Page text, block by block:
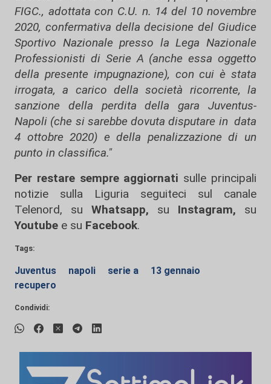
FIGC., adottata con C.U. n. 14 del 10 novembre
2020, confermativa della decisione del Giudice
Sportivo Nazionale presso la Lega Nazionale
Professionisti di Serie A (anche essa oggetto
della presente impugnazione), con cui è stata
irrogata, a carico della società ricorrente, la
sanzione della perdita della gara Juventus-
Napoli (che si sarebbe dovuta disputare in data
4 ottobre 2020) e della penalizzazione di un
punto in classifica."
Per restare sempre aggiornati sulle principali
notizie sulla Liguria seguiteci sul canale
Telenord, su
Whatsapp, su Instagram, su
Youtube e su Facebook.
Tags:
Juventus napoli serie a
13 gennaio
recupero
Condividi: